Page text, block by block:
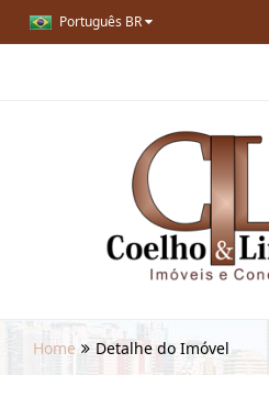
Português BR
Home Detalhe do Imóvel